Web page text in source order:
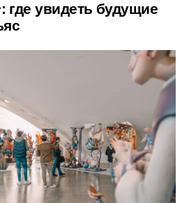
: где увидеть будущие